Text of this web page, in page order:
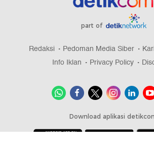
part of
Redaksi Pedoman Media Siber
Info Iklan
Privacy Policy
Download aplikasi